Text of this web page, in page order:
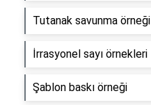
Tutanak savunma örneği
İrrasyonel sayı örnekleri
Şablon baskı örneği